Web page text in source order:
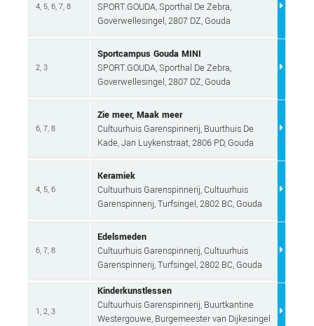
4, 5, 6, 7, 8
SPORT.GOUDA, Sporthal De Zebra,
Goverwellesingel, 2807 DZ, Gouda
2, 3
Sportcampus Gouda MINI
SPORT.GOUDA, Sporthal De Zebra,
Goverwellesingel, 2807 DZ, Gouda
6, 7, 8
Zie meer, Maak meer
Cultuurhuis Garenspinnerij, Buurthuis De
Kade, Jan Luykenstraat, 2806 PD, Gouda
4, 5, 6
Keramiek
Cultuurhuis Garenspinnerij, Cultuurhuis
Garenspinnerij, Turfsingel, 2802 BC, Gouda
6, 7, 8
Edelsmeden
Cultuurhuis Garenspinnerij, Cultuurhuis
Garenspinnerij, Turfsingel, 2802 BC, Gouda
1, 2, 3
Kinderkunstlessen
Cultuurhuis Garenspinnerij, Buurtkantine
Westergouwe, Burgemeester van Dijkesingel